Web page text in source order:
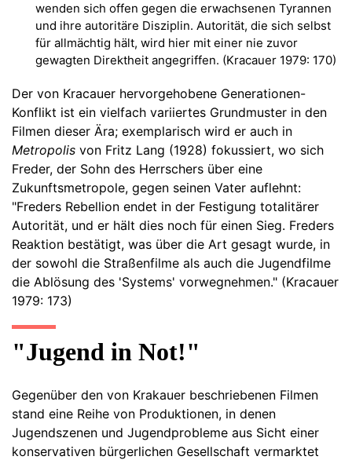
wenden sich offen gegen die erwachsenen Tyrannen
und ihre autoritäre Disziplin. Autorität, die sich selbst
für allmächtig hält, wird hier mit einer nie zuvor
gewagten Direktheit angegriffen. (Kracauer 1979: 170)
Der von Kracauer hervorgehobene Generationen-
Konflikt ist ein vielfach variiertes Grundmuster in den
Filmen dieser Ära; exemplarisch wird er auch in
Metropolis von Fritz Lang (1928) fokussiert, wo sich
Freder, der Sohn des Herrschers über eine
Zukunftsmetropole, gegen seinen Vater auflehnt:
"Freders Rebellion endet in der Festigung totalitärer
Autorität, und er hält dies noch für einen Sieg. Freders
Reaktion bestätigt, was über die Art gesagt wurde, in
der sowohl die Straßenfilme als auch die Jugendfilme
die Ablösung des 'Systems' vorwegnehmen." (Kracauer
1979: 173)
"Jugend in Not!"
Gegenüber den von Krakauer beschriebenen Filmen
stand eine Reihe von Produktionen, in denen
Jugendszenen und Jugendprobleme aus Sicht einer
konservativen bürgerlichen Gesellschaft vermarktet